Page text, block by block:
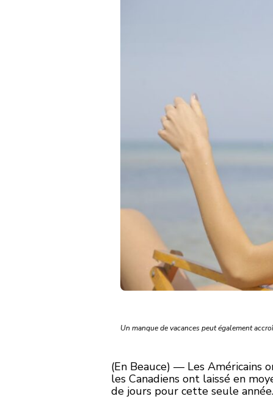
Un manque de vacances peut également
(En Beauce) — Les Américains
les Canadiens ont laissé en
de jours pour cette seule année.